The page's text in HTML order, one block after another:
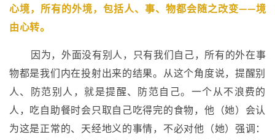
心境，所有的外境，包括人、事、物都会随之改变——境
由心转。
因为，外面没有别人，只有我们自己，所有的外在事
物都是我们内在投射出来的结果。从这个角度说，提醒别
人、防范别人，就是提醒、防范自己。一个从不浪费的
人，吃自助餐时会只取自己吃得完的食物，他（她）会认
为这是正常的、天经地义的事情，不必对他（她）强调：